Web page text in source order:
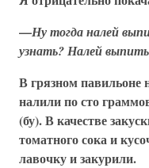
—Ну тогда налей
узнать? Налей
В грязном павильоне
налили по сто
(бу). В качестве
томатного сока и
лавочку и закурили.